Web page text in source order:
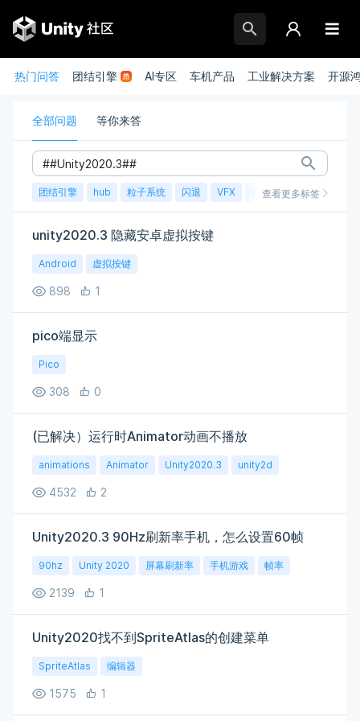
热门问答 团结引擎 AI专区 车机产品 工业解决方案 开源
全部问题 等你来答
团结引擎 hub 粒子系统 闪退 VFX 崩溃 账号 渲染
查看更多标签
unity2020.3 隐藏安卓虚拟按键
Android 虚拟按键
898 1
pico端显示
Pico
308 0
(已解决）运行时Animator动画不播放
animations Animator Unity2020.3 unity2d
4532 2
Unity2020.3 90Hz刷新率手机，怎么设置60帧
90hz Unity 2020 屏幕刷新率 手机游戏 帧率
2139 1
Unity2020找不到SpriteAtlas的创建菜单
SpriteAtlas 编辑器
1575 1